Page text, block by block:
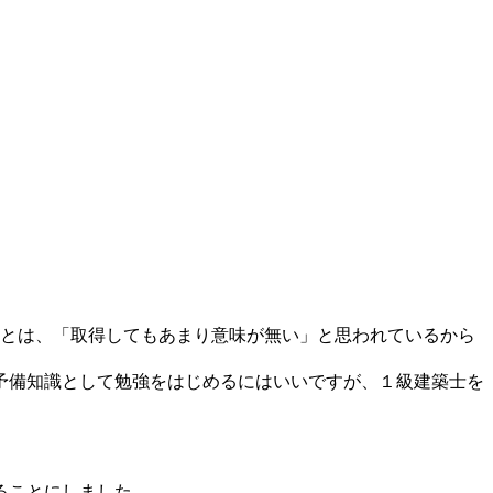
は、「取得してもあまり意味が無い」と思われているから
知識として勉強をはじめるにはいいですが、１級建築士を